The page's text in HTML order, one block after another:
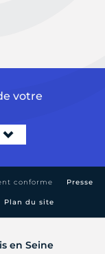
en Seine
votre
conforme Presse
Plan du site